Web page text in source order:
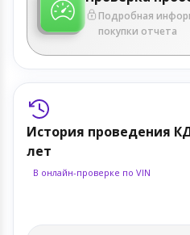
Подробная
покупки отчета
История проведения
лет
В онлайн-проверке по VIN